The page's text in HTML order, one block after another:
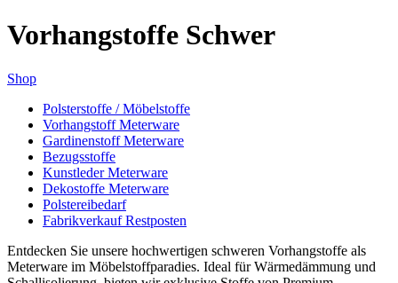
Vorhangstoffe Schwer
Shop
Polsterstoffe / Möbelstoffe
Vorhangstoff Meterware
Gardinenstoff Meterware
Bezugsstoffe
Kunstleder Meterware
Dekostoffe Meterware
Polstereibedarf
Fabrikverkauf Restposten
Entdecken Sie unsere hochwertigen schweren Vorhangstoffe als
Meterware im Möbelstoffparadies. Ideal für Wärmedämmung und